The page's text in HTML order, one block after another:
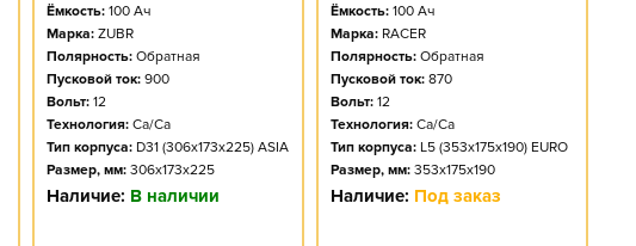
Ёмкость: 100Ач
Марка: ZUBR
Полярность: Обратная
Пусковой ток: 900
Вольт: 12
Технология: Ca/Ca
Тип корпуса: D31 (306x173x225) ASIA
Размер, мм: 306x173x225
Наличие: В наличии
Ёмкость: 100Ач
Марка: RACER
Полярность: Обратная
Пусковой ток: 870
Вольт: 12
Технология: Ca/Ca
Тип корпуса: L5 (353x175x190) EURO
Размер, мм: 353x175x190
Наличие: Под заказ